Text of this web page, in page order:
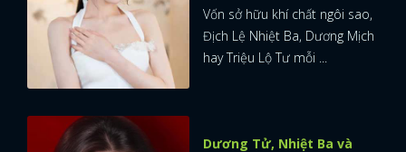
Vốn sở hữu khí chất ngôi sao,
Địch Lệ Nhiệt Ba, Dương Mịch
hay Triệu Lộ Tư mỗi ...
Dương Tử, Nhiệt Ba và